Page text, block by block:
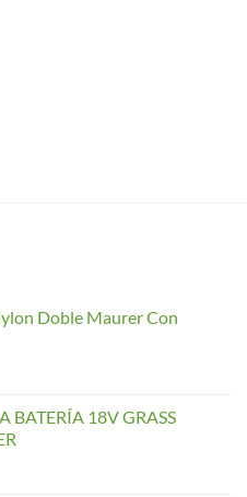
Doble Maurer Con
BATERÍA 18V GRASS